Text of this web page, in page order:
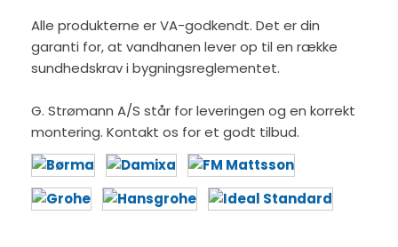
Alle produkterne er VA-godkendt. Det er din
garanti for, at vandhanen lever op til en række
sundhedskrav i bygningsreglementet.
G. Strømann A/S står for leveringen og en korrekt
montering. Kontakt os for et godt tilbud.